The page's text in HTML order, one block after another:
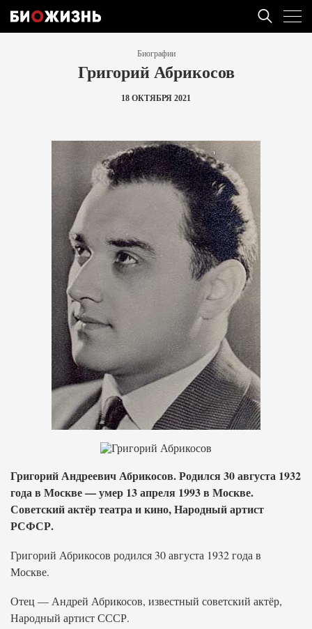
Биографии
Григорий Абрикосов
18 ОКТЯБРЯ 2021
Григорий Андреевич Абрикосов. Родился 30 августа 1932
года в Москве — умер 13 апреля 1993 в Москве.
Советский актёр театра и кино, Народный артист
РСФСР.
Григорий Абрикосов родился 30 августа 1932 года в
Москве.
Отец — Андрей Абрикосов, известный советский актёр,
Народный артист СССР.